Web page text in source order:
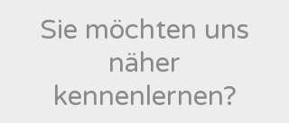
Sie möchten uns
näher
kennenlernen?